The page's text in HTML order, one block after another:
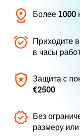
Более 1000
Приходите
в часы
Защита с
€2500
Без
размеру